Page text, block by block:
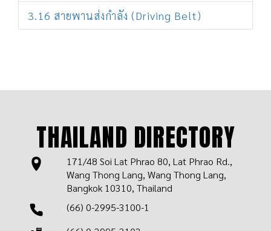
3.16 สายพานส่งกำลัง (Driving Belt)
THAILAND DIRECTORY
171/48 Soi Lat Phrao 80, Lat Phrao Rd.,
Wang Thong Lang, Wang Thong Lang,
Bangkok 10310, Thailand
(66) 0-2995-3100-1